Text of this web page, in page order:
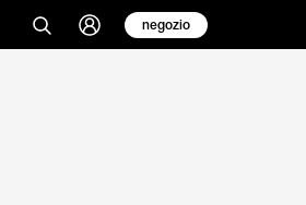
negozio